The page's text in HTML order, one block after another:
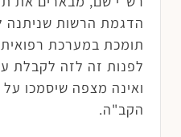
הדגמת הרשות שניתנה
תומכת במערכת רפואית
לפנות זה לזה לקבלת
ואינה מצפה שיסמכו על
הקב"ה.